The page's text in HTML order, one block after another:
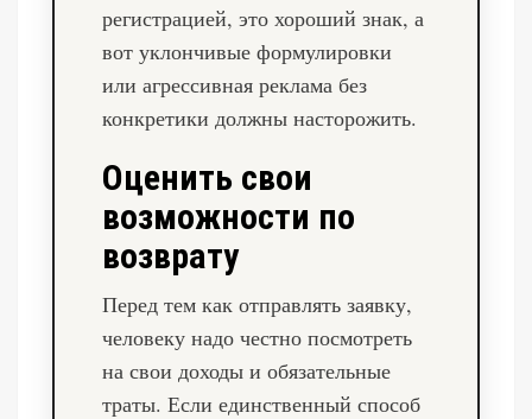
регистрацией, это хороший знак, а
вот уклончивые формулировки
или агрессивная реклама без
конкретики должны насторожить.
Оценить свои
возможности по
возврату
Перед тем как отправлять заявку,
человеку надо честно посмотреть
на свои доходы и обязательные
траты. Если единственный способ